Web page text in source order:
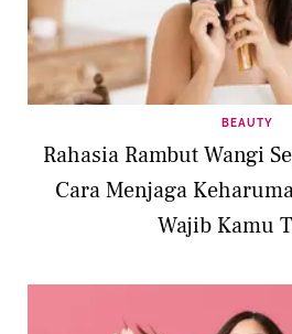
BEAUTY
Rahasia Rambut Wangi
Cara Menjaga
Wajib Kamu